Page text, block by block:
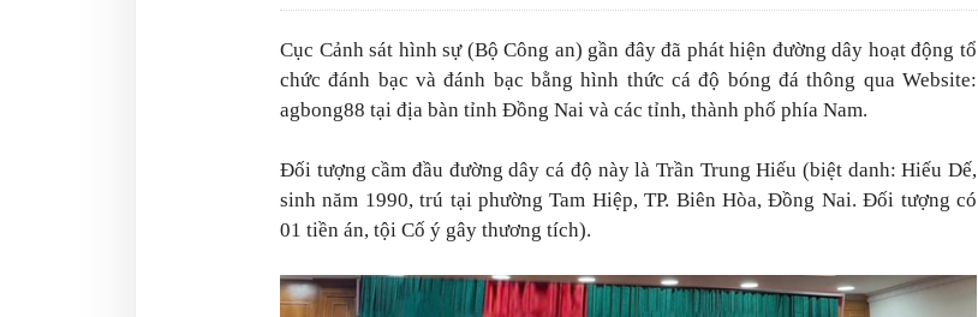
Cục Cảnh sát hình sự (Bộ Công an) gần đây đã phát hiện đường dây hoạt động tổ
chức đánh bạc và đánh bạc bằng hình thức cá độ bóng đá thông qua Website:
agbong88 tại địa bàn tỉnh Đồng Nai và các tỉnh, thành phố phía Nam.
Đối tượng cầm đầu đường dây cá độ này là Trần Trung Hiếu (biệt danh: Hiếu Dế,
sinh năm 1990, trú tại phường Tam Hiệp, TP. Biên Hòa, Đồng Nai. Đối tượng có
01 tiền án, tội Cố ý gây thương tích).